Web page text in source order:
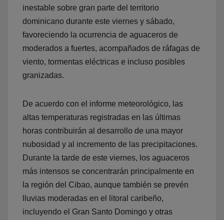
inestable sobre gran parte del territorio
dominicano durante este viernes y sábado,
favoreciendo la ocurrencia de aguaceros de
moderados a fuertes, acompañados de ráfagas de
viento, tormentas eléctricas e incluso posibles
granizadas.
De acuerdo con el informe meteorológico, las
altas temperaturas registradas en las últimas
horas contribuirán al desarrollo de una mayor
nubosidad y al incremento de las precipitaciones.
Durante la tarde de este viernes, los aguaceros
más intensos se concentrarán principalmente en
la región del Cibao, aunque también se prevén
lluvias moderadas en el litoral caribeño,
incluyendo el Gran Santo Domingo y otras